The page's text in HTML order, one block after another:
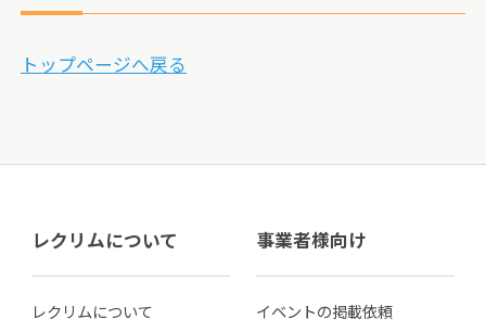
トップページへ戻る
レクリムについて
レクリムについて
事業者様向け
イベントの掲載依頼